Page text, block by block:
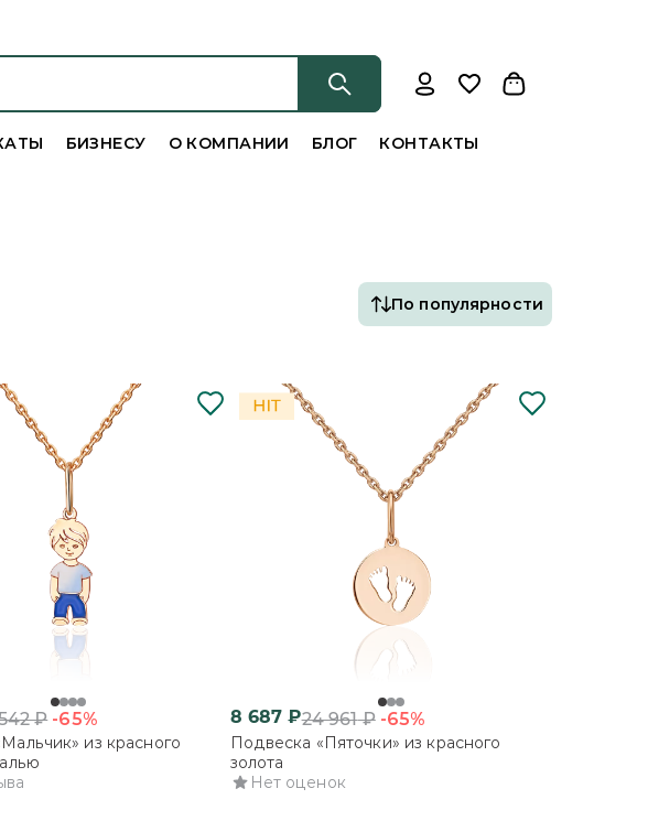
БИЗНЕСУ О КОМПАНИИ БЛОГ КОНТАКТЫ
По популярности
₽ -65%
из красного
8 687 ₽24 961₽ -65%
Подвеска «Пяточки» из красного
золота
Нет оценок